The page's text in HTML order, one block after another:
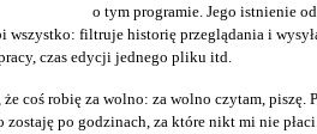
o tym programie. Jego istnienie
wszystko: filtruje historię przeglądania i
czas edycji jednego pliku itd.
coś robię za wolno: za wolno czytam, piszę.
po godzinach, za które nikt mi nie